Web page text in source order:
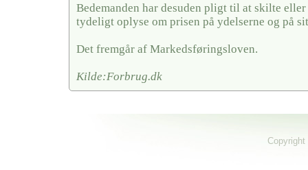
Bedemanden har desuden pligt til at skilte eller
tydeligt oplyse om prisen på ydelserne og på
Det fremgår af Markedsføringsloven.
Kilde:Forbrug.dk